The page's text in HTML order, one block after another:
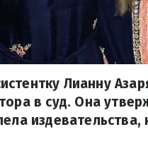
Лианну
в суд. Она
издевательства,